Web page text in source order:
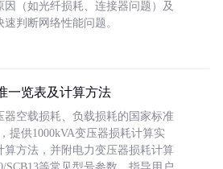
（如光纤损耗、连接器问题）及
判断网络性能问题。
一览表及计算方法
器空载损耗、负载损耗的国家标准
提供1000kVA变压器损耗计算实
算方法，并附电力变压器损耗计算